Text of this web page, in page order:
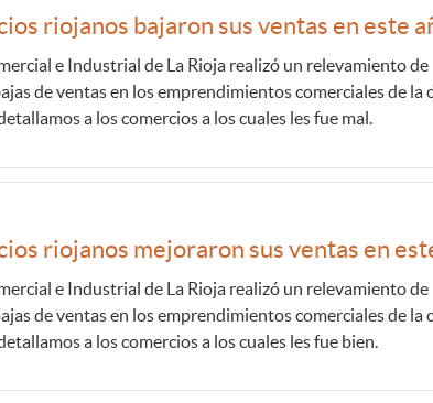
riojanos bajaron sus ventas en este
e Industrial de La Rioja realizó un relevamiento de
de ventas en los emprendimientos comerciales de la
a los comercios a los cuales les fue mal.
riojanos mejoraron sus ventas en
e Industrial de La Rioja realizó un relevamiento de
de ventas en los emprendimientos comerciales de la
a los comercios a los cuales les fue bien.